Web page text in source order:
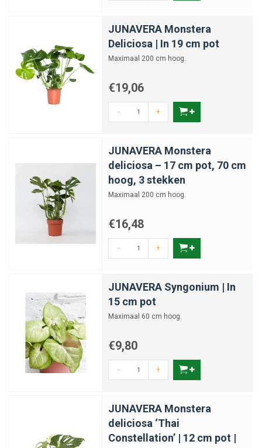
JUNAVERA Monstera
Deliciosa | In 19 cm pot
Maximaal 200 cm hoog.
€19,06
- +
JUNAVERA Monstera
deliciosa – 17 cm pot, 70 cm
hoog, 3 stekken
Maximaal 200 cm hoog.
€16,48
- +
JUNAVERA Syngonium | In
15 cm pot
Maximaal 60 cm hoog.
€9,80
- +
JUNAVERA Monstera
deliciosa ‘Thai
Constellation’ | 12 cm pot |